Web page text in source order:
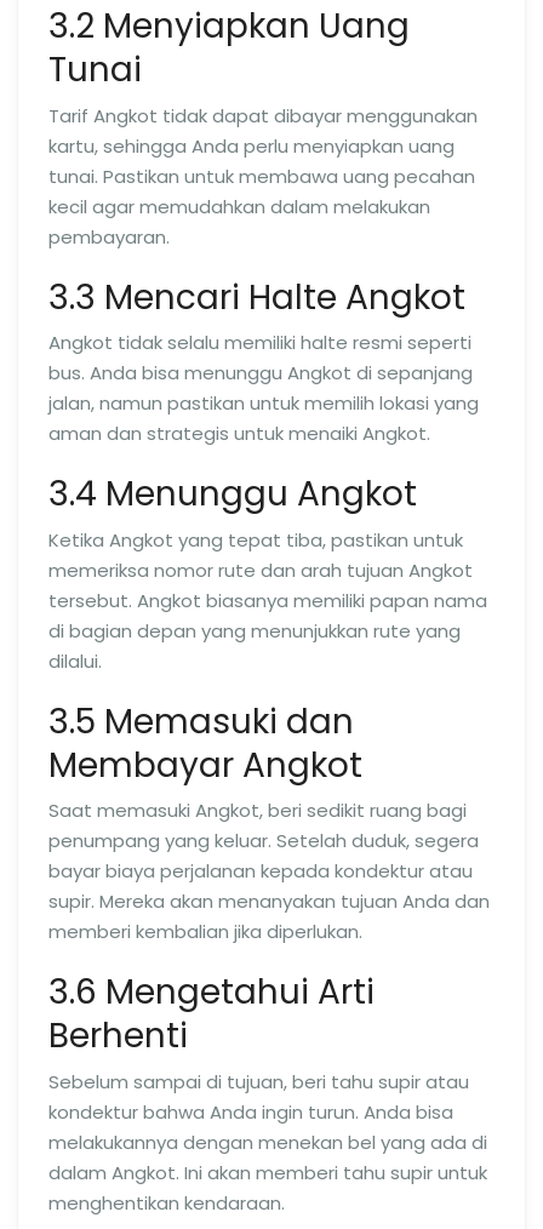
3.2 Menyiapkan Uang
Tunai
Tarif Angkot tidak dapat dibayar menggunakan
kartu, sehingga Anda perlu menyiapkan uang
tunai. Pastikan untuk membawa uang pecahan
kecil agar memudahkan dalam melakukan
pembayaran.
3.3 Mencari Halte Angkot
Angkot tidak selalu memiliki halte resmi seperti
bus. Anda bisa menunggu Angkot di sepanjang
jalan, namun pastikan untuk memilih lokasi yang
aman dan strategis untuk menaiki Angkot.
3.4 Menunggu Angkot
Ketika Angkot yang tepat tiba, pastikan untuk
memeriksa nomor rute dan arah tujuan Angkot
tersebut. Angkot biasanya memiliki papan nama
di bagian depan yang menunjukkan rute yang
dilalui.
3.5 Memasuki dan
Membayar Angkot
Saat memasuki Angkot, beri sedikit ruang bagi
penumpang yang keluar. Setelah duduk, segera
bayar biaya perjalanan kepada kondektur atau
supir. Mereka akan menanyakan tujuan Anda dan
memberi kembalian jika diperlukan.
3.6 Mengetahui Arti
Berhenti
Sebelum sampai di tujuan, beri tahu supir atau
kondektur bahwa Anda ingin turun. Anda bisa
melakukannya dengan menekan bel yang ada di
dalam Angkot. Ini akan memberi tahu supir untuk
menghentikan kendaraan.